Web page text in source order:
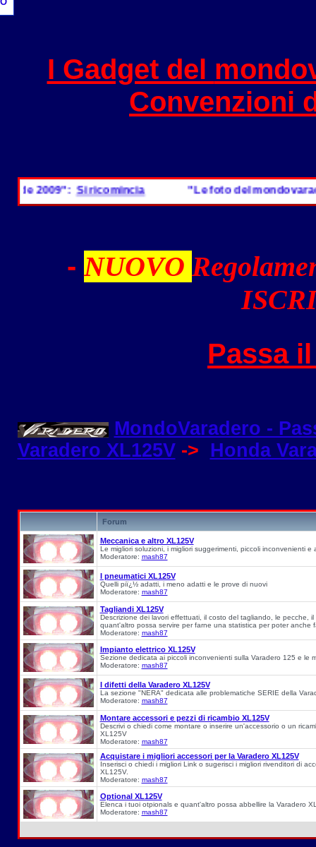
I Gadget del
Convenzioni
2009":Si ricomincia "Le foto del
- NUOVO
Passa
MondoVaradero -
Varadero XL125V-> Honda
Forum
Meccanica e altro XL125V
Le migliori soluzioni, i migliori suggerimenti, piccoli inconvenienti e
Moderatore: mash87
I pneumatici XL125V
Quelli piï¿½ adatti, i meno adatti e le prove di nuovi
Moderatore: mash87
Tagliandi XL125V
Descrizione dei lavori effettuati, il costo del tagliando, le pecche,
quant'altro possa servire per farne una statistica per poter anche
Moderatore: mash87
Impianto elettrico XL125V
Sezione dedicata ai piccoli inconvenienti sulla Varadero 125 e le
Moderatore: mash87
I difetti della Varadero XL125V
La sezione "NERA" dedicata alle problematiche SERIE della
Moderatore: mash87
Montare accessori e pezzi di ricambio XL125V
Descrivi o chiedi come montare o inserire un'accessorio o un
XL125V
Moderatore: mash87
Acquistare i migliori accessori per la Varadero XL125V
Inserisci o chiedi i migliori Link o sugerisci i migliori rivenditori di
XL125V.
Moderatore: mash87
Optional XL125V
Elenca i tuoi otpionals e quant'altro possa abbellire la Varadero
Moderatore: mash87